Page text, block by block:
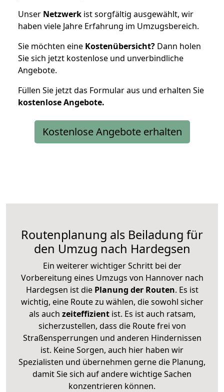
Unser Netzwerk ist sorgfältig ausgewählt, wir
haben viele Jahre Erfahrung im Umzugsbereich.
Sie möchten eine Kostenübersicht? Dann holen
Sie sich jetzt kostenlose und unverbindliche
Angebote.
Füllen Sie jetzt das Formular aus und erhalten Sie
kostenloseAngebote.
Kostenlose Angebote erhalten
Routenplanung als Beiladung für
den Umzug nach Hardegsen
Ein weiterer wichtiger Schritt bei der
Vorbereitung eines Umzugs von Hannover nach
Hardegsen ist diePlanung der Routen. Es ist
wichtig, eine Route zu wählen, die sowohl sicher
als auch zeiteffizientist. Es ist auch ratsam,
sicherzustellen, dass die Route frei von
Straßensperrungen und anderen Hindernissen
ist. Keine Sorgen, auch hier haben wir
Spezialisten und übernehmen gerne die Planung,
damit Sie sich auf andere wichtige Sachen
konzentrieren können.